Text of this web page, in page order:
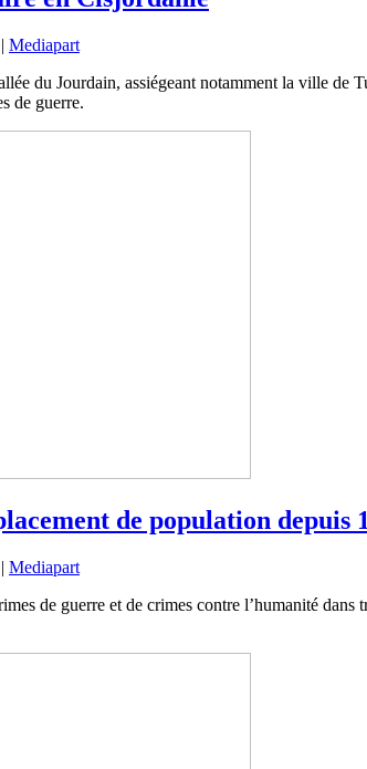
| Mediapart
du Jourdain, assiégeant notamment la ville de
de guerre.
de population depuis
| Mediapart
de guerre et de crimes contre l’humanité